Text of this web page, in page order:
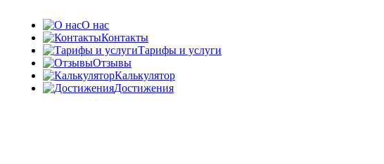
О нас
Контакты
Тарифы и услуги
Отзывы
Калькулятор
Достижения